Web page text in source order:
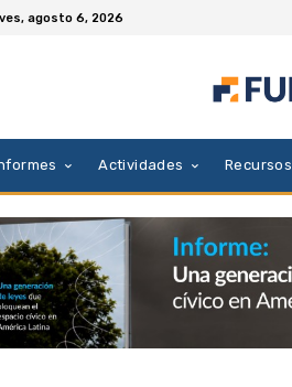
agosto 6, 2026
Actividades Recursos